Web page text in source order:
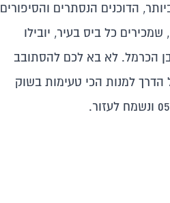
הדוכנים הנסתרים והסיפורים
כל ביס בעיר, יובילו
הכרמל. לא בא לכם להסתובב
למנות הכי טעימות בשוק